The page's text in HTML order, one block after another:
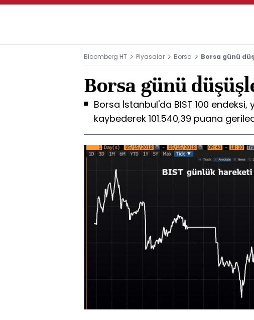
Bloomberg HT Piyasalar Borsa Borsa günü
Borsa günü
Borsa İstanbul'da BIST 100 endeksi,
kaybederek 101.540,39 puana